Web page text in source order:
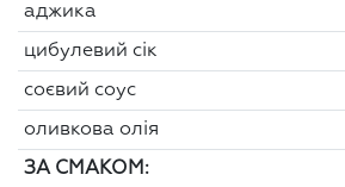
аджика
цибулевий сік
соєвий соус
оливкова олія
ЗА СМАКОМ: